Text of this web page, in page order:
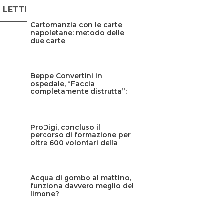
LETTI
Cartomanzia con le carte
napoletane: metodo delle
due carte
Beppe Convertini in
ospedale, “Faccia
completamente distrutta”:
ProDigi, concluso il
percorso di formazione per
oltre 600 volontari della
Acqua di gombo al mattino,
funziona davvero meglio del
limone?